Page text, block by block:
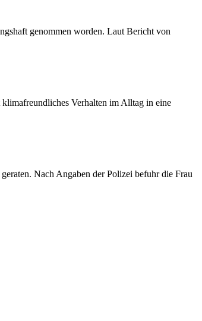
genommen worden. Laut Bericht von
Verhalten im Alltag in eine
Nach Angaben der Polizei befuhr die Frau